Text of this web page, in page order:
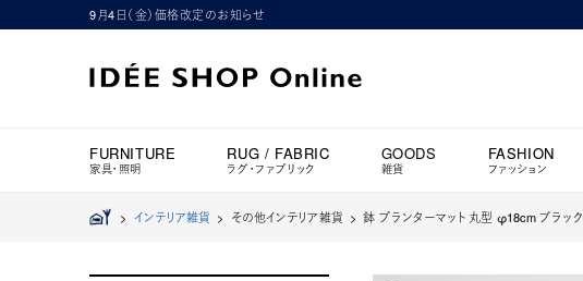
9月4日（金）価格改定のお知らせ
FURNITURE
家具・照明
RUG / FABRIC
ラグ・ファブリック
GOODS
雑貨
FASHION
ファッション
> インテリア雑貨 > その他インテリア雑貨 >鉢 プランターマット 丸型 φ18cm ブラック